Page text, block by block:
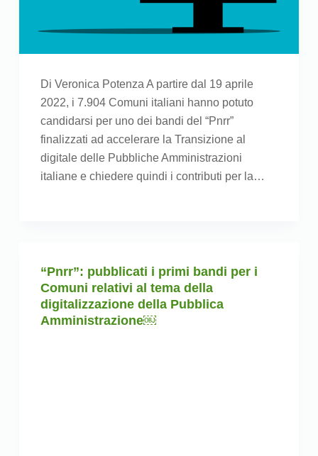
Di Veronica Potenza A partire dal 19 aprile
2022, i 7.904 Comuni italiani hanno potuto
candidarsi per uno dei bandi del “Pnrr”
finalizzati ad accelerare la Transizione al
digitale delle Pubbliche Amministrazioni
italiane e chiedere quindi i contributi per la…
“Pnrr”: pubblicati i primi bandi per i
Comuni relativi al tema della
digitalizzazione della Pubblica
Amministrazione￼